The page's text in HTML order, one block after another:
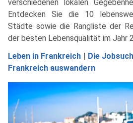
verschiedenen lokalen
Entdecken Sie die 10
Städte sowie die Rangliste der
der besten Lebensqualität im Jahr
Leben in Frankreich | Die
Frankreich auswandern